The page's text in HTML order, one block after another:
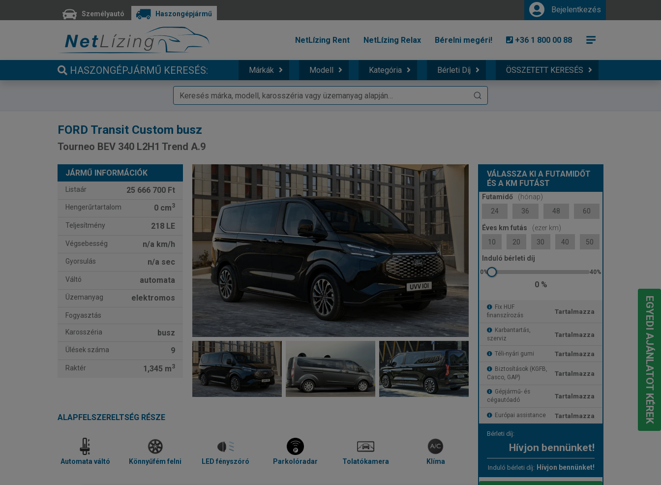
Személyautó Haszongépjármű Bejelentkezés
NetLízing Rent NetLízing Relax Bérelni megéri! +36 1 800 00 88
HASZONGÉPJÁRMŰ KERESÉS: Márkák Modell Kategória Bérleti Díj ÖSSZETETT KERESÉS
FORD Transit Custom busz
Tourneo BEV 340 L2H1 Trend A.9
JÁRMŰ INFORMÁCIÓK
Listaár 25 666 700 Ft
Hengerűrtartalom 0 cm3
Teljesítmény 218 LE
Végsebesség n/a km/h
Gyorsulás n/a sec
Váltó automata
Üzemanyag elektromos
Fogyasztás
Karosszéria busz
Ülések száma 9
Raktér 1,345 m3
ALAPFELSZERELTSÉG RÉSZE
Automata váltó Könnyűfém felni LED fényszóró Parkolóradar Tolatókamera Klíma
VÁLASSZA KI A FUTAMIDŐT
ÉS A KM FUTÁST
Futamidő
(hónap)
24
36 48 60
Éves km futás
(ezer km)
10
20 30 40 50
Induló bérleti díj
0 %
Fix HUF
finanszírozás
Tartalmazza
Karbantartás,
szerviz
Tartalmazza
Téli-nyári gumi Tartalmazza
Biztosítások (KGFB,
Casco, GAP)
Tartalmazza
Gépjármű- és
cégautóadó
Tartalmazza
Európai assistance Tartalmazza
Bérleti díj:
Hívjon bennünket!
Induló bérleti díj: Hívjon bennünket!
EGYEDI AJÁNLATOT KÉREK